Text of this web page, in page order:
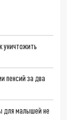
уничтожить
пенсий за два
для малышей не